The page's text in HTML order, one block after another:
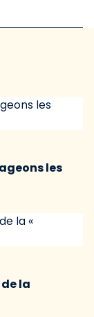
les
la